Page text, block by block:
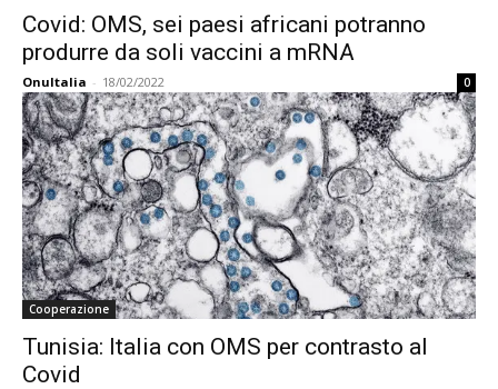
Covid: OMS, sei paesi africani potranno
produrre da soli vaccini a mRNA
OnuItalia - 18/02/2022 0
Cooperazione
Tunisia: Italia con OMS per contrasto al
Covid